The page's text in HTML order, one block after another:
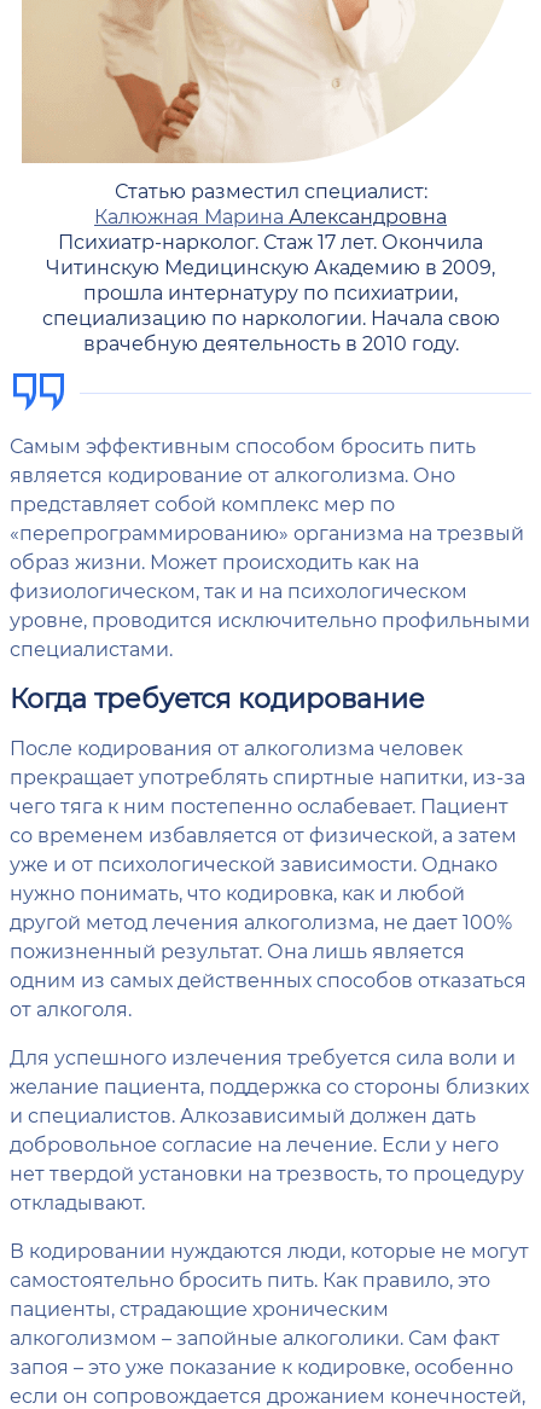
Статью разместил специалист:
Калюжная Марина Александровна
Психиатр-нарколог. Стаж 17 лет. Окончила
Читинскую Медицинскую Академию в 2009,
прошла интернатуру по психиатрии,
специализацию по наркологии. Начала свою
врачебную деятельность в 2010 году.
Самым эффективным способом бросить пить
является кодирование от алкоголизма. Оно
представляет собой комплекс мер по
«перепрограммированию» организма на трезвый
образ жизни. Может происходить как на
физиологическом, так и на психологическом
уровне, проводится исключительно профильными
специалистами.
Когда требуется кодирование
После кодирования от алкоголизма человек
прекращает употреблять спиртные напитки, из-за
чего тяга к ним постепенно ослабевает. Пациент
со временем избавляется от физической, а затем
уже и от психологической зависимости. Однако
нужно понимать, что кодировка, как и любой
другой метод лечения алкоголизма, не дает 100%
пожизненный результат. Она лишь является
одним из самых действенных способов отказаться
от алкоголя.
Для успешного излечения требуется сила воли и
желание пациента, поддержка со стороны близких
и специалистов. Алкозависимый должен дать
добровольное согласие на лечение. Если у него
нет твердой установки на трезвость, то процедуру
откладывают.
В кодировании нуждаются люди, которые не могут
самостоятельно бросить пить. Как правило, это
пациенты, страдающие хроническим
алкоголизмом – запойные алкоголики. Сам факт
запоя – это уже показание к кодировке, особенно
если он сопровождается дрожанием конечностей,